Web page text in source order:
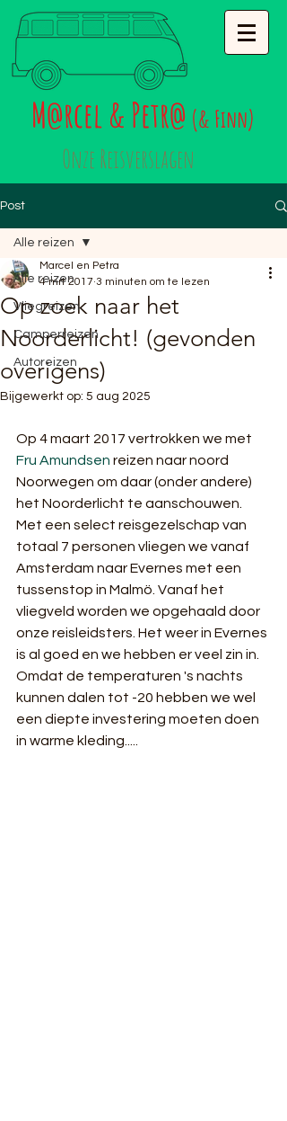
M@rcel & Petr@ (& Finn)
Onze Reisverslagen
Post
Alle reizen
Vliegreizen
Camperreizen
Autoreizen
Alle reizen
Op zoek naar het
Noorderlicht! (gevonden
overigens)
Marcel en Petra
4 mrt 2017 3 minuten om te lezen
Bijgewerkt op: 5 aug 2025
Op 4 maart 2017 vertrokken we met
Fru Amundsen reizen naar noord
Noorwegen om daar (onder andere)
het Noorderlicht te aanschouwen.
Met een select reisgezelschap van
totaal 7 personen vliegen we vanaf
Amsterdam naar Evernes met een
tussenstop in Malmö. Vanaf het
vliegveld worden we opgehaald door
onze reisleidsters. Het weer in Evernes
is al goed en we hebben er veel zin in.
Omdat de temperaturen 's nachts
kunnen dalen tot -20 hebben we wel
een diepte investering moeten doen
in warme kleding.....